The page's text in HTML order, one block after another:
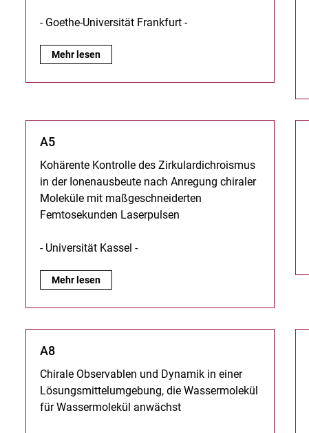
- Goethe-Universität Frankfurt -
A1:
Mehr lesen
A5
Kohärente Kontrolle des Zirkulardichroismus
in der Ionenausbeute nach Anregung chiraler
Moleküle mit maßgeschneiderten
Femtosekunden Laserpulsen
- Universität Kassel -
A5:
Mehr lesen
A8
Chirale Observablen und Dynamik in einer
Lösungsmittelumgebung, die Wassermolekül
für Wassermolekül anwächst